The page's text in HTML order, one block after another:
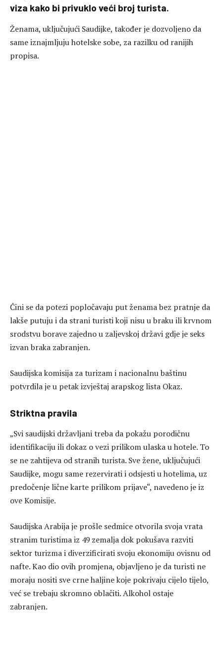
viza kako bi privuklo veći broj turista.
Ženama, uključujući Saudijke, također je dozvoljeno da
same iznajmljuju hotelske sobe, za razilku od ranijih
propisa.
Čini se da potezi popločavaju put ženama bez pratnje da
lakše putuju i da strani turisti koji nisu u braku ili krvnom
srodstvu borave zajedno u zaljevskoj državi gdje je seks
izvan braka zabranjen.
Saudijska komisija za turizam i nacionalnu baštinu
potvrdila je u petak izvještaj arapskog lista Okaz.
Striktna pravila
„Svi saudijski državljani treba da pokažu porodičnu
identifikaciju ili dokaz o vezi prilikom ulaska u hotele. To
se ne zahtijeva od stranih turista. Sve žene, uključujući
Saudijke, mogu same rezervirati i odsjesti u hotelima, uz
predočenje lične karte prilikom prijave“, navedeno je iz
ove Komisije.
Saudijska Arabija je prošle sedmice otvorila svoja vrata
stranim turistima iz 49 zemalja dok pokušava razviti
sektor turizma i diverzificirati svoju ekonomiju ovisnu od
nafte. Kao dio ovih promjena, objavljeno je da turisti ne
moraju nositi sve crne haljine koje pokrivaju cijelo tijelo,
već se trebaju skromno oblačiti. Alkohol ostaje
zabranjen.